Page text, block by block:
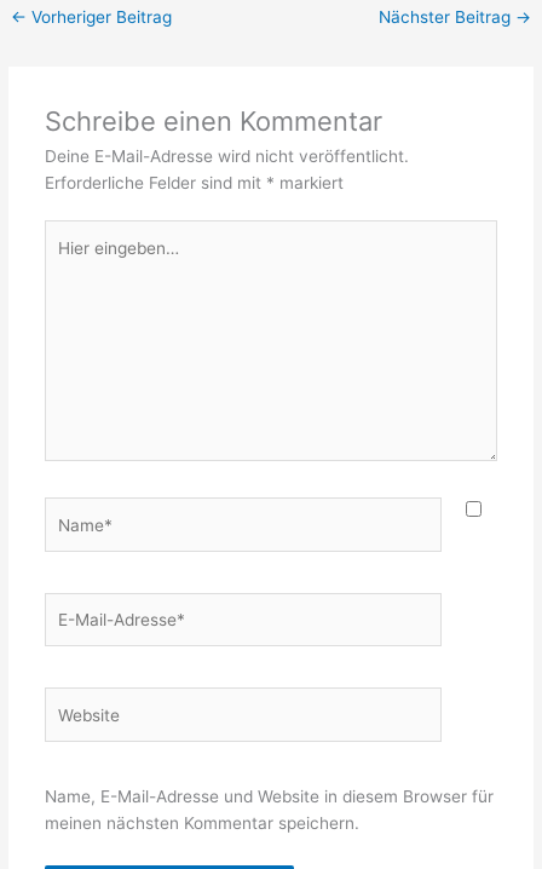
← Vorheriger Beitrag Nächster Beitrag →
Schreibe einen Kommentar
Deine E-Mail-Adresse wird nicht veröffentlicht.
Erforderliche Felder sind mit * markiert
eingeben…
Mail-
Name, E-Mail-Adresse und Website in diesem Browser für
meinen nächsten Kommentar speichern.